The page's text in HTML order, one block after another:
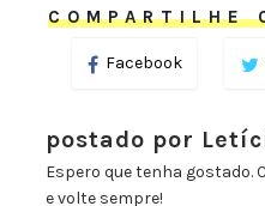
COMPARTILHE
Facebook
postado por
Espero que tenha gostado.
e volte sempre!